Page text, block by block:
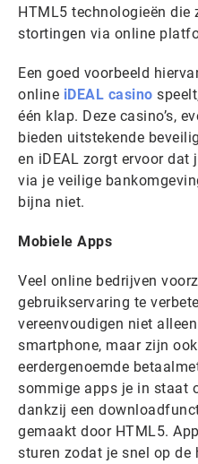
HTML5 technologieën die
stortingen via online
Een goed voorbeeld
online iDEAL casino
één klap. Deze casino’s,
bieden uitstekende
en iDEAL zorgt ervoor dat
via je veilige
bijna niet.
Mobiele Apps
Veel online bedrijven
gebruikservaring te
vereenvoudigen niet
smartphone, maar zijn
eerdergenoemde
sommige apps je in staat
dankzij een
gemaakt door HTML5.
sturen zodat je snel op de